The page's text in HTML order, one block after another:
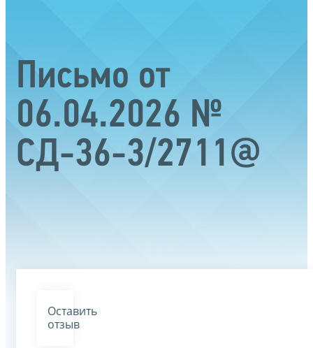
Письмо от
06.04.2026 №
СД-36-3/2711@
Оставить
отзыв